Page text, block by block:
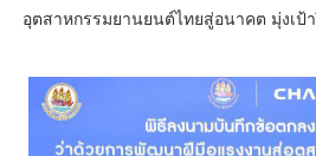
อุตสาหกรรมยานยนต์ไทยสู่อนาคต มุ่งเป้